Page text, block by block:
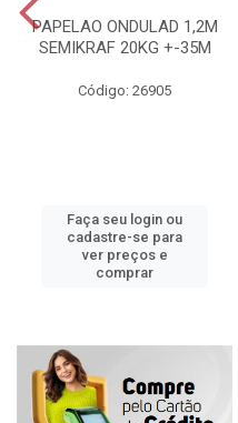
PAPELAO ONDULAD 1,2M
SEMIKRAF 20KG +-35M
Código: 26905
Faça seu login ou
cadastre-se para
ver preços e
comprar